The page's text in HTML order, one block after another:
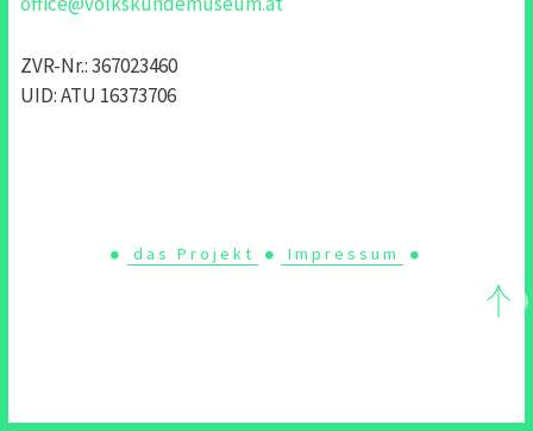
ZVR-Nr.: 367023460
UID: ATU 16373706
das Projekt Impressum